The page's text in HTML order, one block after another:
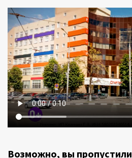
Возможно, вы пропустили